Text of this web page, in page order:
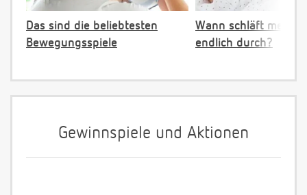
Das sind die beliebtesten
Bewegungsspiele
Wann schläft mein
endlich durch?
Gewinnspiele und Aktionen